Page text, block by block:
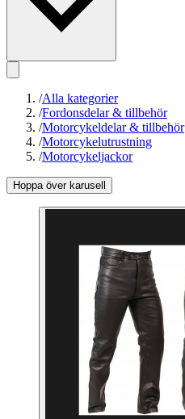
/Alla kategorier
/Fordonsdelar & tillbehör
/Motorcykeldelar & tillbehör
/Motorcykelutrustning
/Motorcykeljackor
Hoppa över karusell